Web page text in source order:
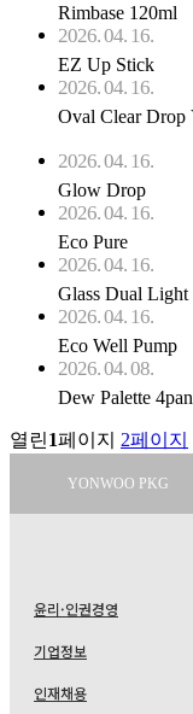
Rimbase 120ml
2026. 04. 16.
EZ Up Stick
2026. 04. 16.
Oval Clear Drop
2026. 04. 16.
Glow Drop
2026. 04. 16.
Eco Pure
2026. 04. 16.
Glass Dual Light
2026. 04. 16.
Eco Well Pump
2026. 04. 08.
Dew Palette
열린1페이지 2페이지
YONWOO PKG
IMPORTLIMITED
AROMATIC
윤리·인권경영
기업정보
인재채용